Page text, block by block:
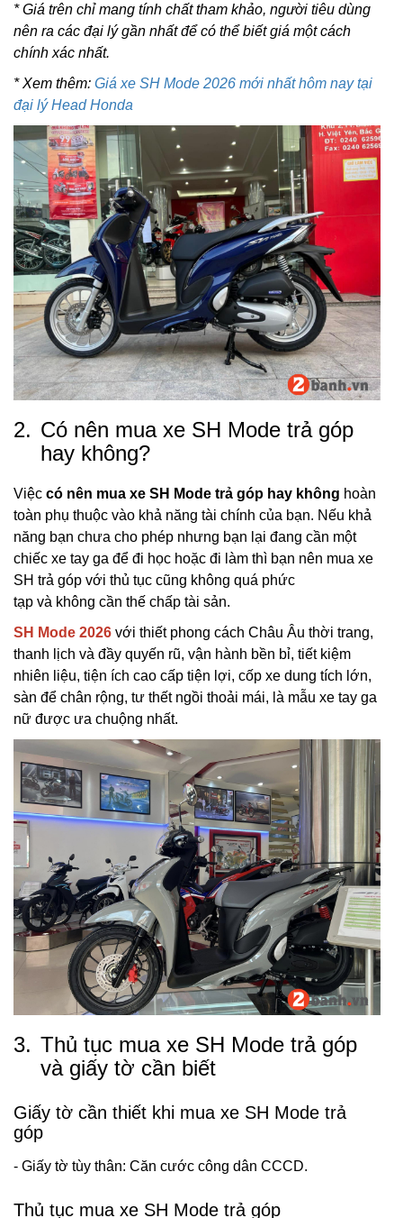
* Giá trên chỉ mang tính chất tham khảo, người tiêu dùng
nên ra các đại lý gần nhất để có thể biết giá một cách
chính xác nhất.
* Xem thêm: Giá xe SH Mode 2026 mới nhất hôm nay tại
đại lý Head Honda
2. Có nên mua xe SH Mode trả góp
hay không?
Việc có nên mua xe SH Mode trả góp hay không hoàn
toàn phụ thuộc vào khả năng tài chính của bạn. Nếu khả
năng bạn chưa cho phép nhưng bạn lại đang cần một
chiếc xe tay ga để đi học hoặc đi làm thì bạn nên mua xe
SH trả góp với thủ tục cũng không quá phức
tạp và không cần thế chấp tài sản.
SH Mode 2026 với thiết phong cách Châu Âu thời trang,
thanh lịch và đầy quyến rũ, vận hành bền bỉ, tiết kiệm
nhiên liệu, tiện ích cao cấp tiện lợi, cốp xe dung tích lớn,
sàn để chân rộng, tư thết ngồi thoải mái, là mẫu xe tay ga
nữ được ưa chuộng nhất.
3. Thủ tục mua xe SH Mode trả góp
và giấy tờ cần biết
Giấy tờ cần thiết khi mua xe SH Mode trả
góp
- Giấy tờ tùy thân: Căn cước công dân CCCD.
Thủ tục mua xe SH Mode trả góp